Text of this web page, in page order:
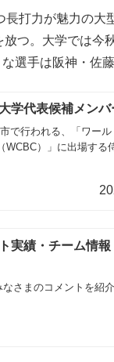
長打力が魅力の大
つ。大学では今
選手は阪神・佐藤
学代表候補メンバ
で行われる、「ワー
WCBC）」に出場する
実績・チーム情報
さまのコメントを紹